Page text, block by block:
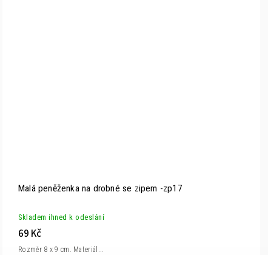
Malá peněženka na drobné se zipem -zp17
Skladem ihned k odeslání
69 Kč
Rozměr 8 x 9 cm. Materiál...